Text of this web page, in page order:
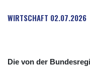
WIRTSCHAFT 02.07.2026
Die von der